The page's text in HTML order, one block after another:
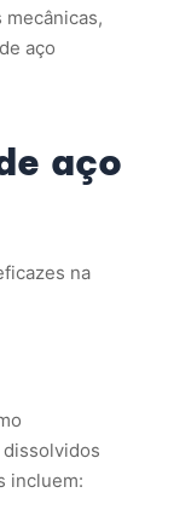
aço
aço
na
incluem: